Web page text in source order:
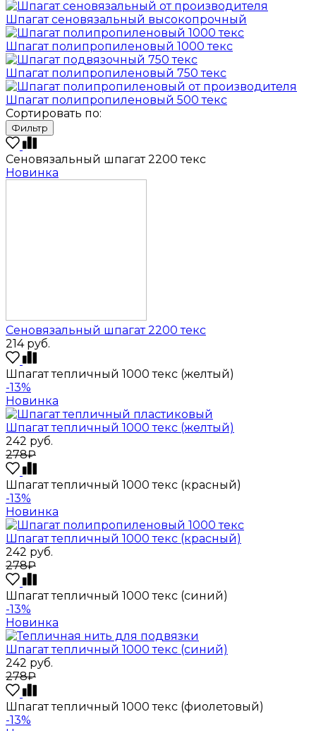
Шпагат сеновязальный высокопрочный
Шпагат полипропиленовый 1000 текс
Шпагат полипропиленовый 750 текс
Шпагат полипропиленовый 500 текс
Сортировать по:
Фильтр
Сеновязальный шпагат 2200 текс
Новинка
Сеновязальный шпагат 2200 текс
214 руб.
Шпагат тепличный 1000 текс (желтый)
-13%
Новинка
Шпагат тепличный 1000 текс (желтый)
242 руб.
278₽
Шпагат тепличный 1000 текс (красный)
-13%
Новинка
Шпагат тепличный 1000 текс (красный)
242 руб.
278₽
Шпагат тепличный 1000 текс (синий)
-13%
Новинка
Шпагат тепличный 1000 текс (синий)
242 руб.
278₽
Шпагат тепличный 1000 текс (фиолетовый)
-13%